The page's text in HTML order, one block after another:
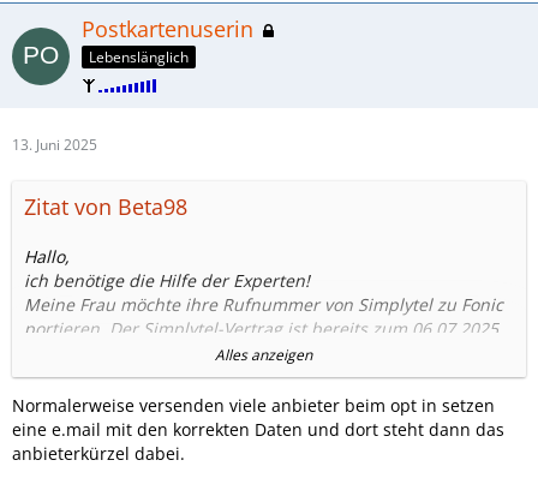
Postkartenuserin
Lebenslänglich
13. Juni 2025
Zitat von Beta98
Hallo,
ich benötige die Hilfe der Experten!
Meine Frau möchte ihre Rufnummer von Simplytel zu Fonic
portieren. Der Simplytel-Vertrag ist bereits zum 06.07.2025
In mein Fonic komme ich nicht weiter, weil ich schon
mehrmals die Rückmeldung, dass die Nummer beim alten
Anbieter unbekannt ist, bekommen habe.
Ich habe es bereits mit Simply, Drillisch und 1&1 probiert,
Alles anzeigen
Normalerweise versenden viele anbieter beim opt in setzen
eine e.mail mit den korrekten Daten und dort steht dann das
anbieterkürzel dabei.